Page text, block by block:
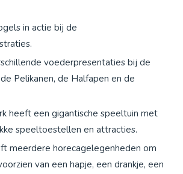
in actie bij de
voederpresentaties bij de
Pelikanen, de Halfapen en de
heeft een gigantische speeltuin met
speeltoestellen en attracties.
meerdere horecagelegenheden om
van een hapje, een drankje, een